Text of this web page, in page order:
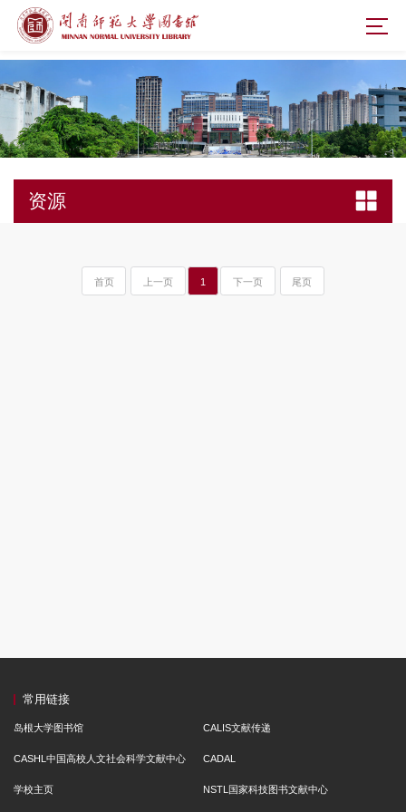
资源
首页 上一页 1 下一页 尾页
常用链接
岛根大学图书馆 CALIS文献传递
CASHL中国高校人文社会科学文献中心 CADAL
学校主页 NSTL国家科技图书文献中心